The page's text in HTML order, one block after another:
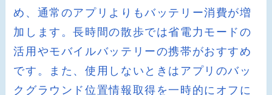
め、通常のアプリよりもバッテリー消費が増
加します。長時間の散歩では省電力モードの
活用やモバイルバッテリーの携帯がおすすめ
です。また、使用しないときはアプリのバッ
クグラウンド位置情報取得を一時的にオフに